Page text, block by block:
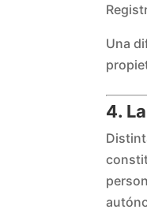
Una
4.